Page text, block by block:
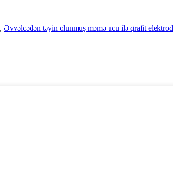
, Əvvəlcədən təyin olunmuş məmə ucu ilə qrafit elektrod